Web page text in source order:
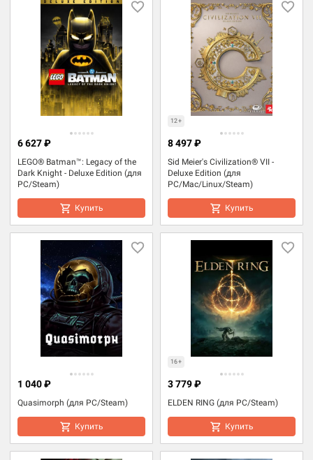
LEGO® Batman™: Legacy of the
Dark Knight - Deluxe Edition (для
PC/Steam)
6 627 ₽
Купить
12+
Sid Meier's Civilization® VII -
Deluxe Edition (для
PC/Mac/Linux/Steam)
8 497 ₽
Купить
Quasimorph (для PC/Steam)
1 040 ₽
Купить
16+
ELDEN RING (для PC/Steam)
3 779 ₽
Купить